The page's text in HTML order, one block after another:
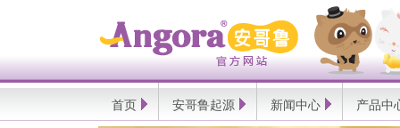
安
哥
鲁
官
方
网
首页 安哥鲁起源 新闻中心 产品中